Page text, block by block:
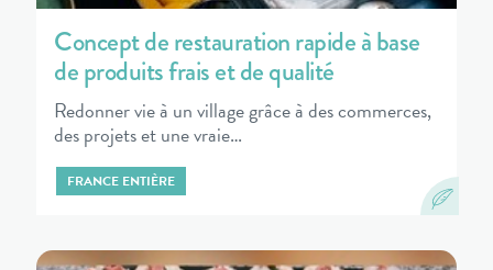
Concept de restauration rapide à base
de produits frais et de qualité
Redonner vie à un village grâce à des commerces,
des projets et une vraie…
FRANCE ENTIÈRE